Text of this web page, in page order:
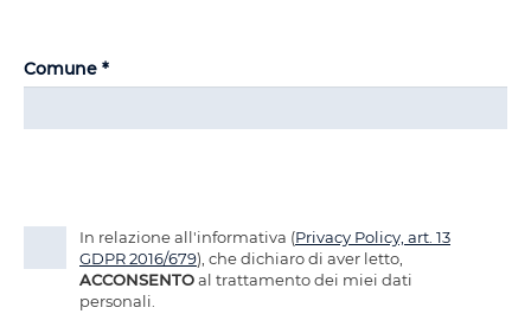
Comune *
In relazione all'informativa (Privacy Policy, art. 13
GDPR 2016/679), che dichiaro di aver letto,
ACCONSENTOal trattamento dei miei dati
personali.